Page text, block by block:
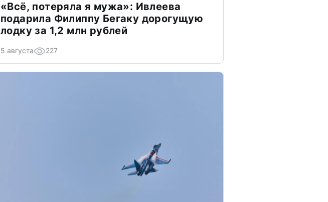
«Всё, потеряла я мужа»: Ивлеева
подарила Филиппу Бегаку дорогущую
лодку за 1,2 млн рублей
5 августа 227